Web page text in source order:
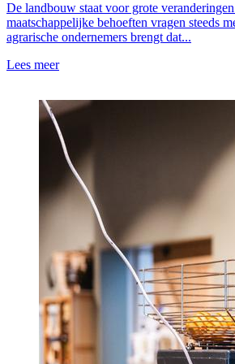
De landbouw staat voor grote
maatschappelijke behoeften vragen steeds
agrarische ondernemers brengt dat...
Lees meer